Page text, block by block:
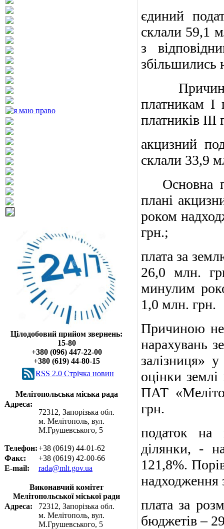
Цілодобовий прийом звернень:
15-80
+380 (096) 447-22-00
+380 (619) 44-80-15
RSS 2.0 Cтрічка новин
Мелітопольська міська рада
Адреса:
72312, Запорізька обл.
м. Мелітополь, вул.
М.Грушевського, 5
Телефон:+38 (0619) 44-01-62
Факс:
+38 (0619) 42-00-66
E-mail:
rada@mlt.gov.ua
Виконавчий комітет
Мелітопольської міської ради
Адреса:
72312, Запорізька обл.
м. Мелітополь, вул.
М.Грушевського, 5
єдиний
склали 59,1
з
збільшились
платникам I
платників III
акцизний
склали 33,9
Основна
плані
роком
грн.;
плата за
26,0 млн.
минулим
1,0 млн. грн.
Причиною
нарахувань
залізниця»
оцінки землі
ПАТ
грн.
податок на
ділянки, -
121,8%.
надходження
плата за
бюджетів –